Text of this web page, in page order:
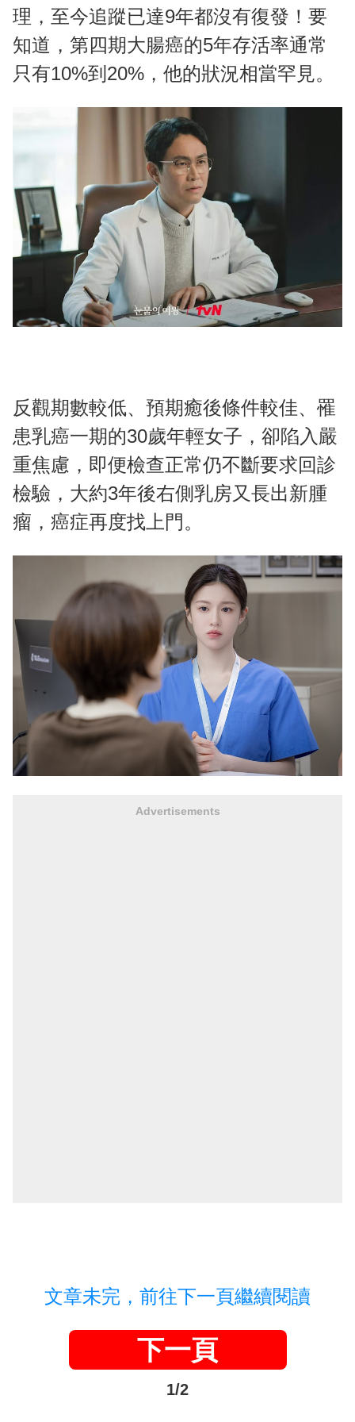
理，至今追蹤已達9年都沒有復發！要
知道，第四期大腸癌的5年存活率通常
只有10%到20%，他的狀況相當罕見。
反觀期數較低、預期癒後條件較佳、罹
患乳癌一期的30歲年輕女子，卻陷入嚴
重焦慮，即便檢查正常仍不斷要求回診
檢驗，大約3年後右側乳房又長出新腫
瘤，癌症再度找上門。
Advertisements
文章未完，前往下一頁繼續閱讀
下一頁
1/2